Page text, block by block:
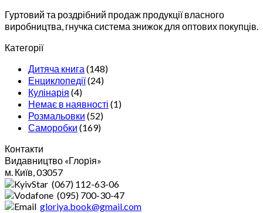
Гуртовий та роздрібний продаж продукції власного
виробництва, гнучка система знижок для оптових покупців.
Категорії
Дитяча книга (148)
Енциклопедії(24)
Кулінарія (4)
Немає в наявності (1)
Розмальовки (52)
Саморобки (169)
Контакти
Видавництво «Глорiя»
м. Київ, 03057
(067) 112-63-06
(095) 700-30-47
gloriya.book@gmail.com